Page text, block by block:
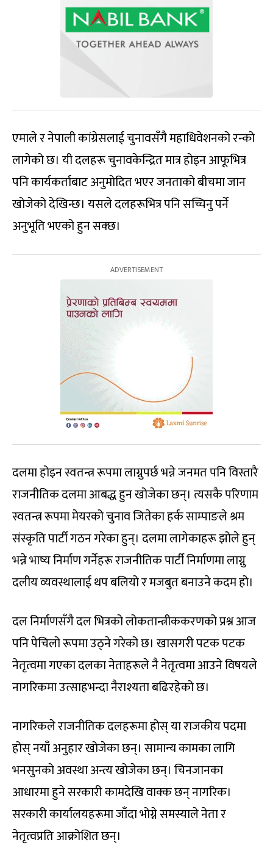
एमाले र नेपाली कांग्रेसलाई चुनावसँगै महाधिवेशनको रन्को
लागेको छ। यी दलहरू चुनावकेन्द्रित मात्र होइन आफूभित्र
पनि कार्यकर्ताबाट अनुमोदित भएर जनताको बीचमा जान
खोजेको देखिन्छ। यसले दलहरूभित्र पनि सच्चिनु पर्ने
अनुभूति भएको हुन सक्छ।
दलमा होइन स्वतन्त्र रूपमा लाग्नुपर्छ भन्ने जनमत पनि विस्तारै
राजनीतिक दलमा आबद्ध हुन खोजेका छन्। त्यसकै परिणाम
स्वतन्त्र रूपमा मेयरको चुनाव जितेका हर्क साम्पाङले श्रम
संस्कृति पार्टी गठन गरेका हुन्। दलमा लागेकाहरू झोले हुन्
भन्ने भाष्य निर्माण गर्नेहरू राजनीतिक पार्टी निर्माणमा लाग्नु
दलीय व्यवस्थालाई थप बलियो र मजबुत बनाउने कदम हो।
दल निर्माणसँगै दल भित्रको लोकतान्त्रीककरणको प्रश्न आज
पनि पेचिलो रूपमा उठ्ने गरेको छ। खासगरी पटक पटक
नेतृत्वमा गएका दलका नेताहरूले नै नेतृत्वमा आउने विषयले
नागरिकमा उत्साहभन्दा नैराश्यता बढिरहेको छ।
नागरिकले राजनीतिक दलहरूमा होस् या राजकीय पदमा
होस् नयाँ अनुहार खोजेका छन्। सामान्य कामका लागि
भनसुनको अवस्था अन्त्य खोजेका छन्। चिनजानका
आधारमा हुने सरकारी कामदेखि वाक्क छन् नागरिक।
सरकारी कार्यालयहरूमा जाँदा भोग्ने समस्याले नेता र
नेतृत्वप्रति आक्रोशित छन्।